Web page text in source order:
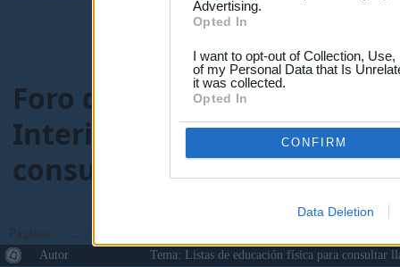
Advertising.
Opted In
I want to opt-out of Collection,
of my Personal Data that Is
it was collected.
Opted In
CONFIRM
Data Deletion
Foro de Maestros25
Interinos-Maestros>
consultar
Páginas: ...
Autor
Tema: Listas de educación física para consultar